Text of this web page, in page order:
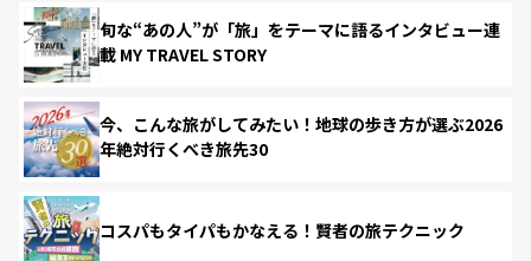
旬な“あの人”が「旅」をテーマに語るインタビュー連
載 MY TRAVEL STORY
今、こんな旅がしてみたい！地球の歩き方が選ぶ2026
年絶対行くべき旅先30
コスパもタイパもかなえる！賢者の旅テクニック